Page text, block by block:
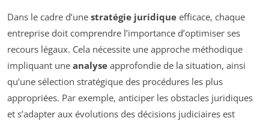
Dans le cadre d’une stratégie juridique efficace, chaque
entreprise doit comprendre l’importance d’optimiser ses
recours légaux. Cela nécessite une approche méthodique
impliquant une analyse approfondie de la situation, ainsi
qu’une sélection stratégique des procédures les plus
appropriées. Par exemple, anticiper les obstacles juridiques
et s’adapter aux évolutions des décisions judiciaires est